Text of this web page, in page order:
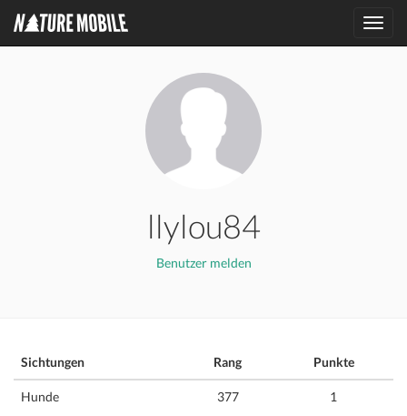
llylou84
Benutzer melden
Sichtungen Rang Punkte
Hunde 377 1